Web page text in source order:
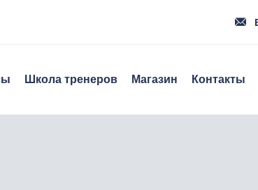
Школа тренеров Магазин Контакты